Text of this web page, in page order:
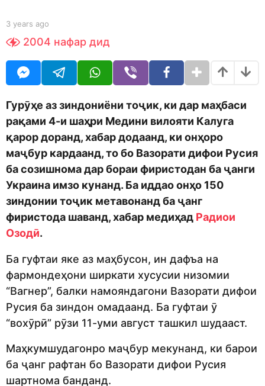
b
S
h
d
o
3 years ago
e
g
2004 нафар дид
Гурӯҳе аз зиндониёни тоҷик, ки дар маҳбаси
рақами 4-и шаҳри Медини вилояти Калуга
қарор доранд, хабар додаанд, ки онҳоро
маҷбур кардаанд, то бо Вазорати дифои Русия
ба созишнома дар бораи фиристодан ба ҷанги
Украина имзо кунанд. Ба иддао онҳо 150
зиндонии тоҷик метавонанд ба ҷанг
фиристода шаванд, хабар медиҳад Радиои
Озодӣ.
Ба гуфтаи яке аз маҳбусон, ин дафъа на
фармондеҳони ширкати хусусии низомии
“Вагнер”, балки намояндагони Вазорати дифои
Русия ба зиндон омадаанд. Ба гуфтаи ӯ
“вохӯрӣ” рӯзи 11-уми август ташкил шудааст.
Маҳкумшудагонро маҷбур мекунанд, ки барои
ба ҷанг рафтан бо Вазорати дифои Русия
шартнома банданд.